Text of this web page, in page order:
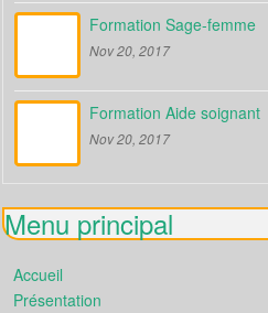
Formation Sage-femme
Nov 20, 2017
Formation Aide soignant
Nov 20, 2017
Menu principal
Accueil
Présentation